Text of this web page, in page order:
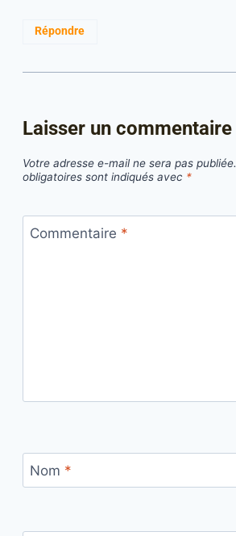
Répondre
Laisser un commentaire
Votre adresse e-mail ne sera pas publiée.
obligatoires sont indiqués avec *
Commentaire *
Nom *